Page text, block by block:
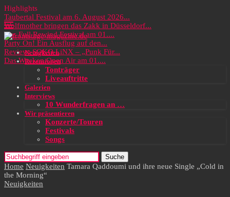
Highlights
Taubertal Festival am 6. August 2026...
Wolfmother bringen das Zakk in Düsseldorf...
Das Full Rewind Festival am 01....
Party On! Ein Ausflug auf den...
Review: SOKO LiNX – „Punk Für...
Das Wacken Open Air am 01....
Neuigkeiten
Rezensionen
Tonträger
Liveauftritte
Galerien
Interviews
10 Wunderfragen an …
Wir präsentieren
Konzerte/Touren
Festivals
Songs
Suche
Home Neuigkeiten Tamara Qaddoumi und ihre neue Single „Cold in
the Morning“
Neuigkeiten